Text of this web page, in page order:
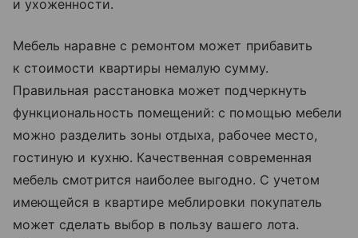
и ухоженности.
Мебель наравне с ремонтом может прибавить
к стоимости квартиры немалую сумму.
Правильная расстановка может подчеркнуть
функциональность помещений: с помощью мебели
можно разделить зоны отдыха, рабочее место,
гостиную и кухню. Качественная современная
мебель смотрится наиболее выгодно. С учетом
имеющейся в квартире меблировки покупатель
может сделать выбор в пользу вашего лота.